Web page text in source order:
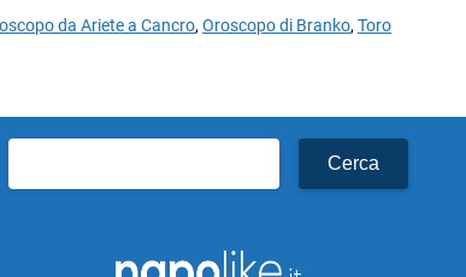
da Ariete a Cancro,Oroscopo di Branko,Toro
per: